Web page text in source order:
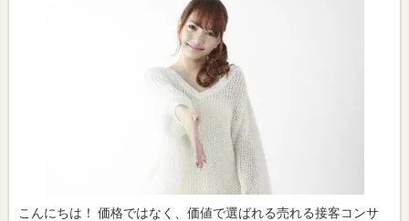
こんにちは！ 価格ではなく、価値で選ばれる売れる接客コンサ